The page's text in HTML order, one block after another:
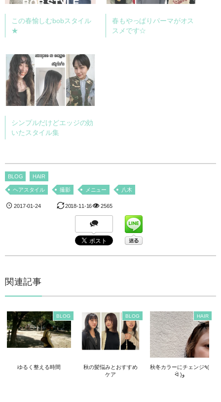
この春愉しむbobスタイル
★
春もやっぱりパーマがオス
スメです☆
シンプルだけどエッジの効
いたスタイル集
BLOG HAIR
ヘアスタイル 撮影 メニュー 八木
2017-01-24 2018-11-16 2565
関連記事
BLOG
ゆるく整える時間
BLOG
秋の髪悩みとおすすめ
ケア
HAIR
秋冬カラーにチェンジ٩(
ᐛ )و